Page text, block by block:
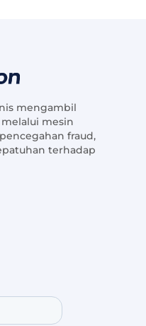
mengambil
mesin
fraud,
terhadap